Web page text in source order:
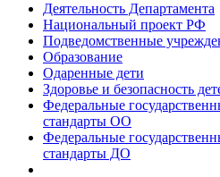
Деятельность Департамента
Национальный проект РФ
Подведомственные
Образование
Одаренные дети
Здоровье и безопасность
Федеральные
стандарты ОО
Федеральные
стандарты ДО